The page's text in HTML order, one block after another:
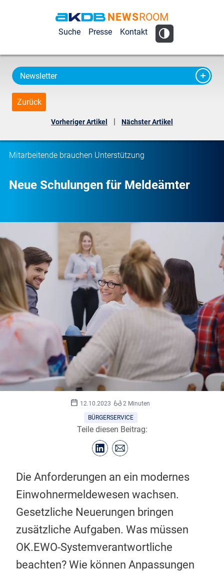
AKDB Anstalt
Kommunale
Datenverarbeitung
in Bayern
NEWSROOM
Suche Presse Kontakt
Newsletter
Zurück
Vorheriger Artikel Nächster Artikel
Mitarbeitende brauchen Unterstützung
Neue Schulungen für Meldeämter
12.10.2023
2 Minuten
BÜRGERSERVICE
Teile diesen Beitrag:
Die Anforderungen an ein modernes
Einwohnermeldewesen wachsen.
Gesetzliche Neuerungen bringen
zusätzliche Aufgaben. Was müssen
OK.EWO-Systemverantwortliche
beachten? Wie können Anpassungen